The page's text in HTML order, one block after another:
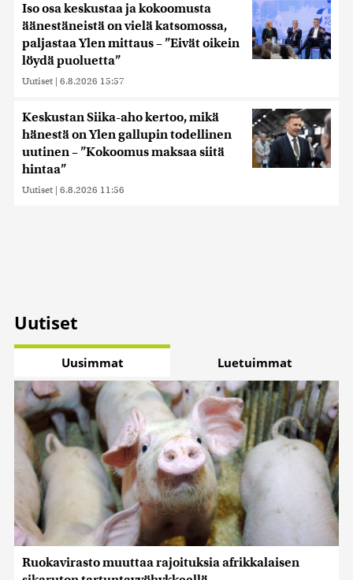
Iso osa keskustaa ja kokoomusta
äänestäneistä on vielä katsomossa,
paljastaa Ylen mittaus – ”Eivät oikein
löydä puoluetta”
Uutiset | 6.8.2026 15:57
Keskustan Siika-aho kertoo, mikä
hänestä on Ylen gallupin todellinen
uutinen – ”Kokoomus maksaa siitä
hintaa”
Uutiset | 6.8.2026 11:56
Uutiset
Uusimmat Luetuimmat
Ruokavirasto muuttaa rajoituksia afrikkalaisen